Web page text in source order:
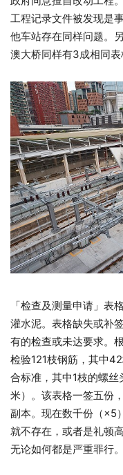
工程记录文件被发现是
他车站存在同样问题。
澳大桥同样有3成相同表
「检查及测量申请」表
灌水泥。表格缺失或补
有的检查或未达要求。
检验121枝钢筋，其中
合标准，其中1枝的螺
米）。该表格一签五份
副本。现在数千份（×5
就不存在，或者是礼顿
无论如何都是严重罪行。